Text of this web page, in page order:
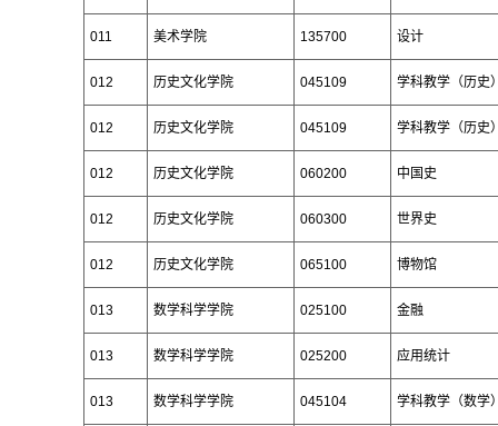
011 美术学院 135700 设计
012 历史文化学院 045109 学科教学（历史
012 历史文化学院 045109 学科教学（历史
012 历史文化学院 060200 中国史
012 历史文化学院 060300 世界史
012 历史文化学院 065100 博物馆
013 数学科学学院 025100 金融
013 数学科学学院 025200 应用统计
013 数学科学学院 045104 学科教学（数学